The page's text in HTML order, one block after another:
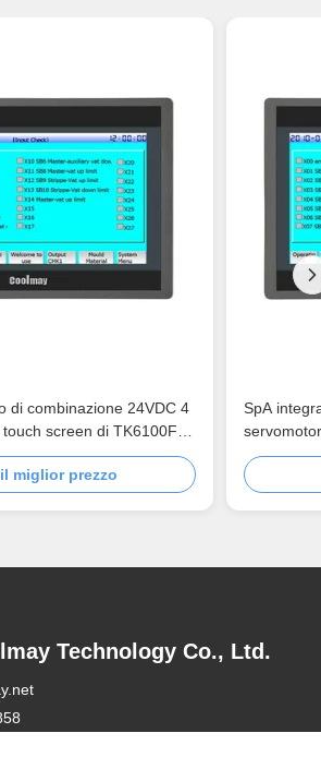
di combinazione 24VDC 4
screen di TK6100FH
miglior prezzo
SpA
2DA
Technology Co., Ltd.